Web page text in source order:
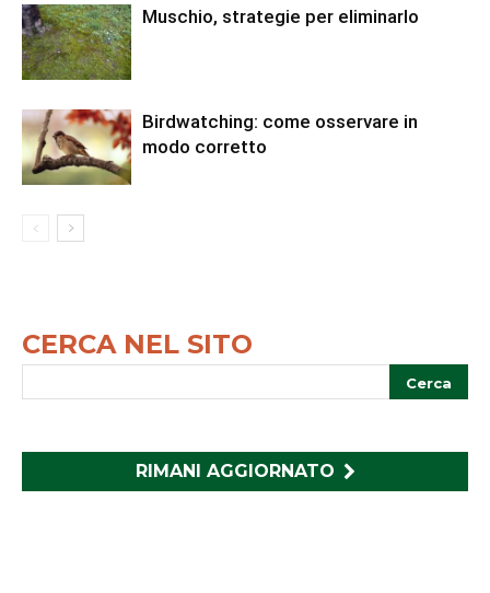
Muschio, strategie per eliminarlo
Birdwatching: come osservare in
modo corretto
CERCA NEL SITO
RIMANI AGGIORNATO